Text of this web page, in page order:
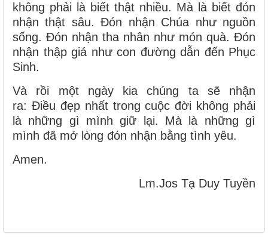
không phải là biết thật nhiều. Mà là biết đón
nhận thật sâu. Đón nhận Chúa như nguồn
sống. Đón nhận tha nhân như món quà. Đón
nhận thập giá như con đường dẫn đến Phục
Sinh.
Và rồi một ngày kia chúng ta sẽ nhận
ra: Điều đẹp nhất trong cuộc đời không phải
là những gì mình giữ lại. Mà là những gì
mình đã mở lòng đón nhận bằng tình yêu.
Amen.
Lm.Jos Tạ Duy Tuyền